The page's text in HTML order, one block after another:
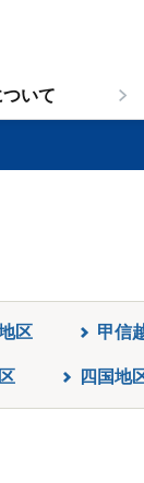
区 甲信
四国地
いて